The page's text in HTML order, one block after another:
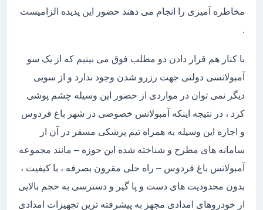
مخاطره آمیزی را انجام می دهند حضور این پدیده الزامیست
.
با کنار هم قرار دادن دو مطلب فوق می بینیم که از یک سو
آمبولانسی دولتی جهت رزرو شدن وجود ندارد و از سویی
دیگر نمی توان در مواردی از حضور این وسیله چشم پوشی
کرد ، در نتیجه اینکه آمبولانس خصوصی در شهر باغ فردوس
و اجاره این وسیله به همراه تیم پزشکی مسقر در آن از
سامانه های مطرح و شناخته شده این حوزه – مانند مجموعه
آمبولانس باغ فردوس – راه حلی مقرون بصرفه ، با کیفیت ،
بدون محدودیت های دست و پا گیر و دسترسی به حجم بالایی
از خودروهای امدادی مجهز به پیشرفته ترین تجهیزات امدادی